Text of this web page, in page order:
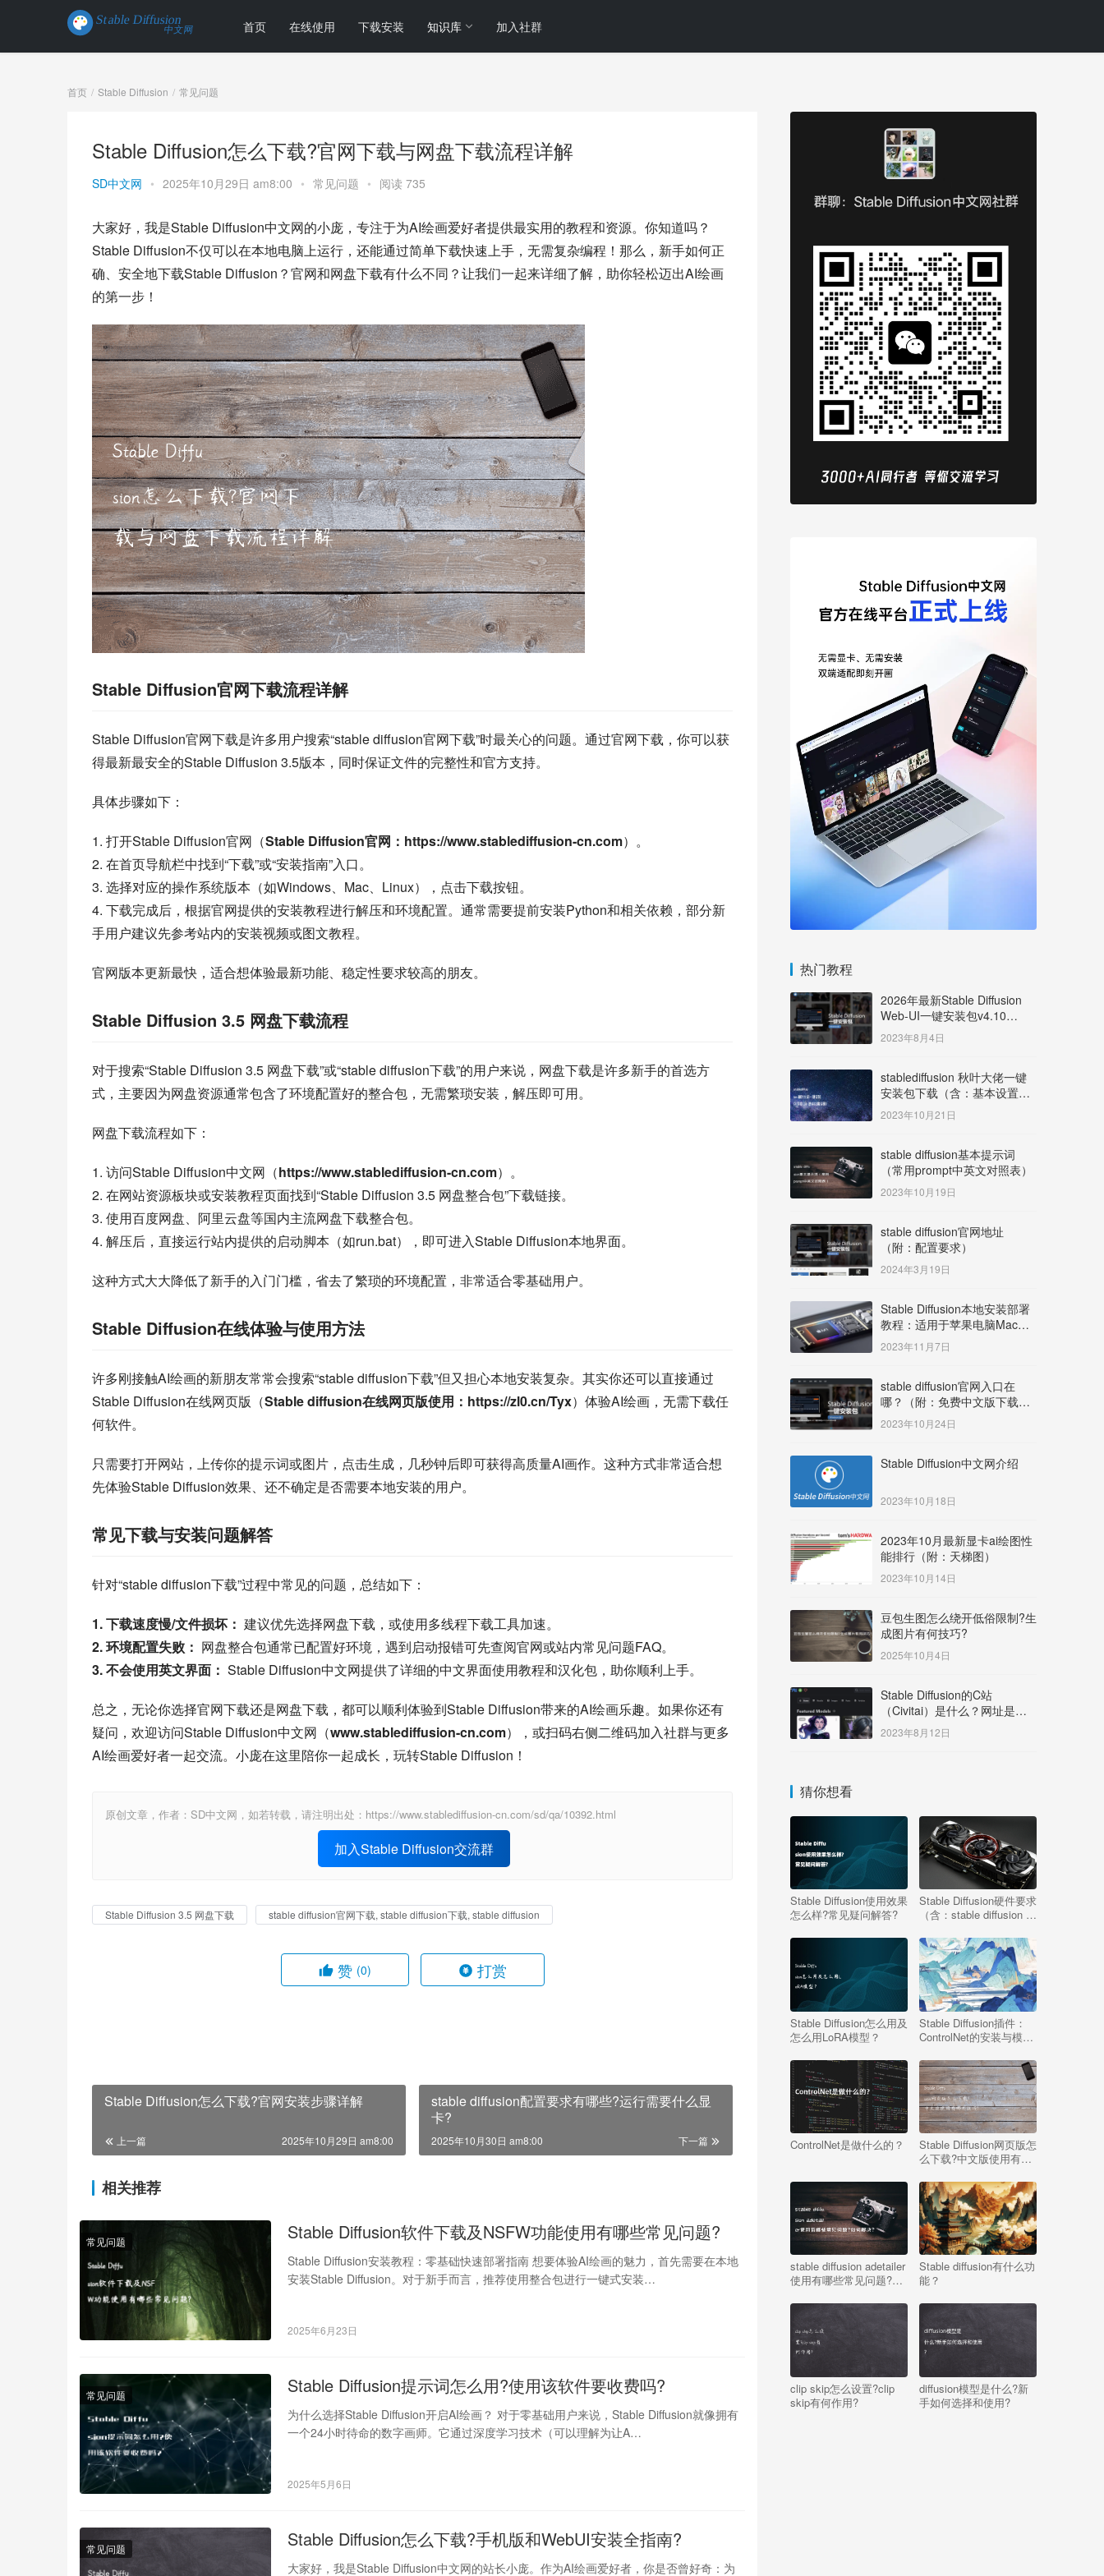
首页 在线使用 下载安装 知识库 加入社群
首页 Stable Diffusion 常见问题
Stable Diffusion怎么下载?官网下载与网盘下载流程详解
SD中文网 • 2025年10月29日 am8:00 • 常见问题 • 阅读 735
大家好，我是Stable Diffusion中文网的小庞，专注于为AI绘画爱好者提供最实用的教程和资源。你知道吗？
Stable Diffusion不仅可以在本地电脑上运行，还能通过简单下载快速上手，无需复杂编程！那么，新手如何正
确、安全地下载Stable Diffusion？官网和网盘下载有什么不同？让我们一起来详细了解，助你轻松迈出AI绘画
的第一步！
Stable Diffusion官网下载流程详解
Stable Diffusion官网下载是许多用户搜索“stable diffusion官网下载”时最关心的问题。通过官网下载，你可以获
得最新最安全的Stable Diffusion 3.5版本，同时保证文件的完整性和官方支持。
具体步骤如下：
1. 打开Stable Diffusion官网（Stable Diffusion官网：https://www.stablediffusion-cn.com）。
2. 在首页导航栏中找到“下载”或“安装指南”入口。
3. 选择对应的操作系统版本（如Windows、Mac、Linux），点击下载按钮。
4. 下载完成后，根据官网提供的安装教程进行解压和环境配置。通常需要提前安装Python和相关依赖，部分新
手用户建议先参考站内的安装视频或图文教程。
官网版本更新最快，适合想体验最新功能、稳定性要求较高的朋友。
Stable Diffusion 3.5 网盘下载流程
对于搜索“Stable Diffusion 3.5 网盘下载”或“stable diffusion下载”的用户来说，网盘下载是许多新手的首选方
式，主要因为网盘资源通常包含了环境配置好的整合包，无需繁琐安装，解压即可用。
网盘下载流程如下：
1. 访问Stable Diffusion中文网（https://www.stablediffusion-cn.com）。
2. 在网站资源板块或安装教程页面找到“Stable Diffusion 3.5 网盘整合包”下载链接。
3. 使用百度网盘、阿里云盘等国内主流网盘下载整合包。
4. 解压后，直接运行站内提供的启动脚本（如run.bat），即可进入Stable Diffusion本地界面。
这种方式大大降低了新手的入门门槛，省去了繁琐的环境配置，非常适合零基础用户。
Stable Diffusion在线体验与使用方法
许多刚接触AI绘画的新朋友常常会搜索“stable diffusion下载”但又担心本地安装复杂。其实你还可以直接通过
Stable Diffusion在线网页版（Stable diffusion在线网页版使用：https://zl0.cn/Tyx）体验AI绘画，无需下载任
何软件。
只需要打开网站，上传你的提示词或图片，点击生成，几秒钟后即可获得高质量AI画作。这种方式非常适合想
先体验Stable Diffusion效果、还不确定是否需要本地安装的用户。
常见下载与安装问题解答
针对“stable diffusion下载”过程中常见的问题，总结如下：
1. 下载速度慢/文件损坏： 建议优先选择网盘下载，或使用多线程下载工具加速。
2. 环境配置失败： 网盘整合包通常已配置好环境，遇到启动报错可先查阅官网或站内常见问题FAQ。
3. 不会使用英文界面： Stable Diffusion中文网提供了详细的中文界面使用教程和汉化包，助你顺利上手。
总之，无论你选择官网下载还是网盘下载，都可以顺利体验到Stable Diffusion带来的AI绘画乐趣。如果你还有
疑问，欢迎访问Stable Diffusion中文网（www.stablediffusion-cn.com），或扫码右侧二维码加入社群与更多
AI绘画爱好者一起交流。小庞在这里陪你一起成长，玩转Stable Diffusion！
原创文章，作者：SD中文网，如若转载，请注明出处：https://www.stablediffusion-cn.com/sd/qa/10392.html
加入Stable Diffusion交流群
Stable Diffusion 3.5 网盘下载 stable diffusion官网下载, stable diffusion下载, stable diffusion
赞 (0) 打赏
Stable Diffusion怎么下载?官网安装步骤详解
上一篇 2025年10月29日 am8:00
stable diffusion配置要求有哪些?运行需要什么显
卡?
下一篇
2025年10月30日 am8:00
相关推荐
常见问题 Stable Diffusion软件下载及NSFW功能使用有哪些常见问题?
Stable Diffusion安装教程：零基础快速部署指南 想要体验AI绘画的魅力，首先需要在本地
安装Stable Diffusion。对于新手而言，推荐使用整合包进行一键式安装…
2025年6月23日
常见问题 Stable Diffusion提示词怎么用?使用该软件要收费吗?
为什么选择Stable Diffusion开启AI绘画？ 对于零基础用户来说，Stable Diffusion就像拥有
一个24小时待命的数字画师。它通过深度学习技术（可以理解为让A…
2025年5月6日
常见问题 Stable Diffusion怎么下载?手机版和WebUI安装全指南?
大家好，我是Stable Diffusion中文网的站长小庞。作为AI绘画爱好者，你是否曾好奇：为
热门教程
2026年最新Stable Diffusion
Web-UI一键安装包v4.10
Windows版【支持50系显卡】
2023年8月4日
stablediffusion 秋叶大佬一键
安装包下载（含：基本设置说
明）
2023年10月21日
stable diffusion基本提示词
（常用prompt中英文对照表）
2023年10月19日
stable diffusion官网地址
（附：配置要求）
2024年3月19日
Stable Diffusion本地安装部署
教程：适用于苹果电脑Mac
OS系统M系列芯片：
MacBook/iMac等
2023年11月7日
stable diffusion官网入口在
哪？（附：免费中文版下载安
装教程）
2023年10月24日
Stable Diffusion中文网介绍
2023年10月18日
2023年10月最新显卡ai绘图性
能排行（附：天梯图）
2023年10月14日
豆包生图怎么绕开低俗限制?生
成图片有何技巧?
2025年10月4日
Stable Diffusion的C站
（Civitai）是什么？网址是多
少？
2023年8月12日
猜你想看
Stable Diffusion使用效果
怎么样?常见疑问解答?
Stable Diffusion硬件要求
（含：stable diffusion 推
Stable Diffusion怎么用及
怎么用LoRA模型？
Stable Diffusion插件：
ControlNet的安装与模型
ControlNet是做什么的？
Stable Diffusion网页版怎
么下载?中文版使用有哪
stable diffusion adetailer
使用有哪些常见问题?如
Stable diffusion有什么功
能？
clip skip怎么设置?clip
skip有何作用?
diffusion模型是什么?新
手如何选择和使用?